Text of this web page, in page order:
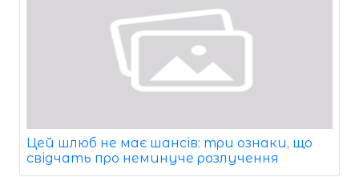
Цей шлюб не має шансів: три ознаки, що
свідчать про неминуче розлучення